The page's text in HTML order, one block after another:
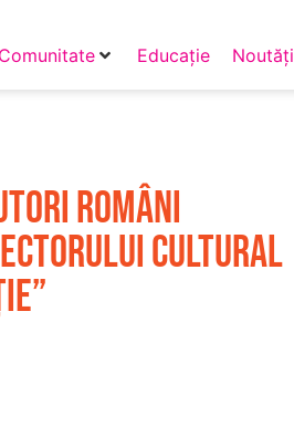
Comunitate Educație Noutăți
români
cultural